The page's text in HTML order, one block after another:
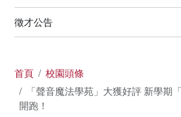
徵才公告
首頁
校園頭條
「聲音魔法學苑」大獲好評 新學期
開跑！